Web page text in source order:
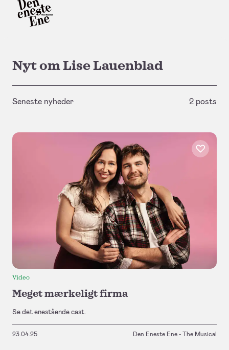
Nyt om Lise Lauenblad
Seneste nyheder 2 posts
Video
Meget mærkeligt firma
Se det enestående cast.
23.04.25 Den Eneste Ene - The Musical